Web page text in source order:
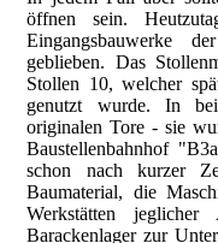
öffnen sein.
Eingangsbauwerke
geblieben. Das
Stollen 10, welcher
genutzt wurde. In
originalen Tore - sie
Baustellenbahnhof
schon nach kurzer
Baumaterial, die
Werkstätten
Barackenlager zur